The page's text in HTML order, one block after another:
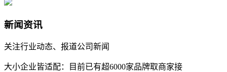
新闻资讯
关注行业动态、报道公司新闻
大小企业皆适配：目前已有超6000家品牌取商家接